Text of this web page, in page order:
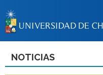
NOTICIAS